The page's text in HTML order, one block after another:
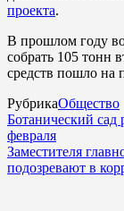
проекта.
В прошлом году
собрать 105 тонн
средств пошло
РубрикаОбщество
Ботанический сад
февраля
Заместителя
подозревают в